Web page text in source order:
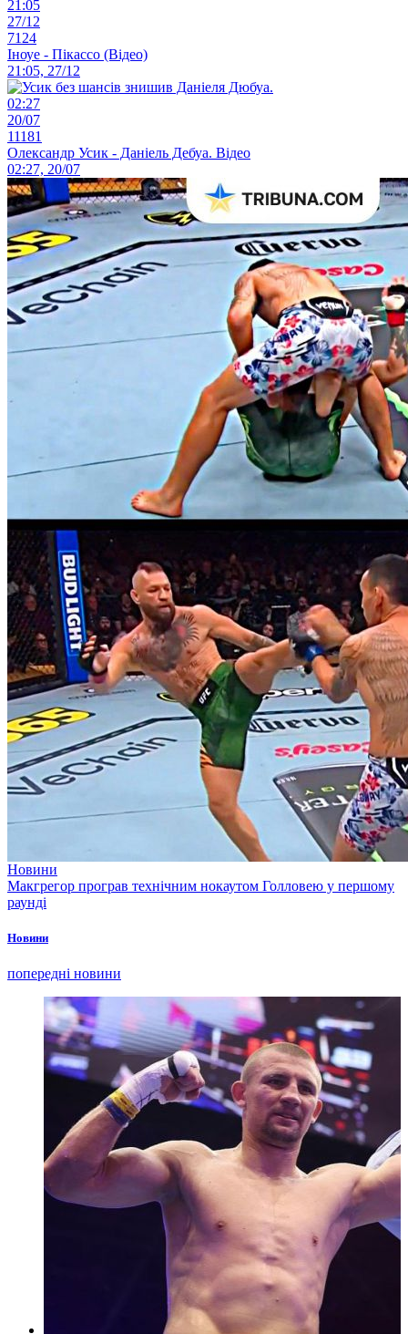
21:05
27/12
7124
Іноуе - Пікассо (Відео)
21:05, 27/12
02:27
20/07
11181
Олександр Усик - Даніель Дебуа. Відео
02:27, 20/07
Новини
Макгрегор програв технічним нокаутом Голловею у першому
раунді
Новини
попередні новини